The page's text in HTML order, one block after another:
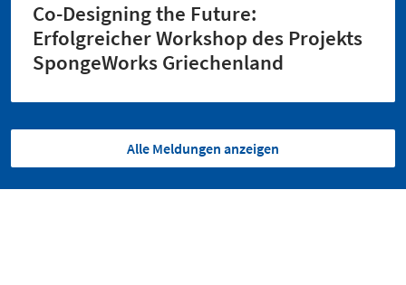
Co-Designing the Future:
Erfolgreicher Workshop des Projekts
SpongeWorks Griechenland
Alle Meldungen anzeigen